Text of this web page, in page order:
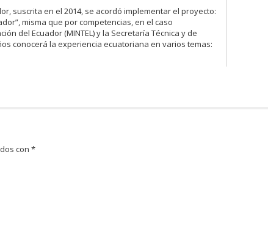
suscrita en el 2014, se acordó implementar el proyecto:
misma que por competencias, en el caso
del Ecuador (MINTEL) y la Secretaría Técnica y de
conocerá la experiencia ecuatoriana en varios temas:
con*